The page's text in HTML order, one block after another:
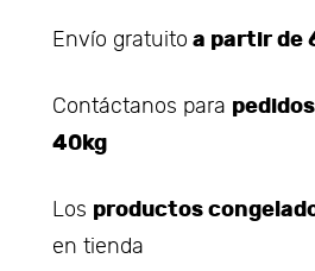
Envío gratuito a partir de
Contáctanos para
40kg
Los productos
en tienda